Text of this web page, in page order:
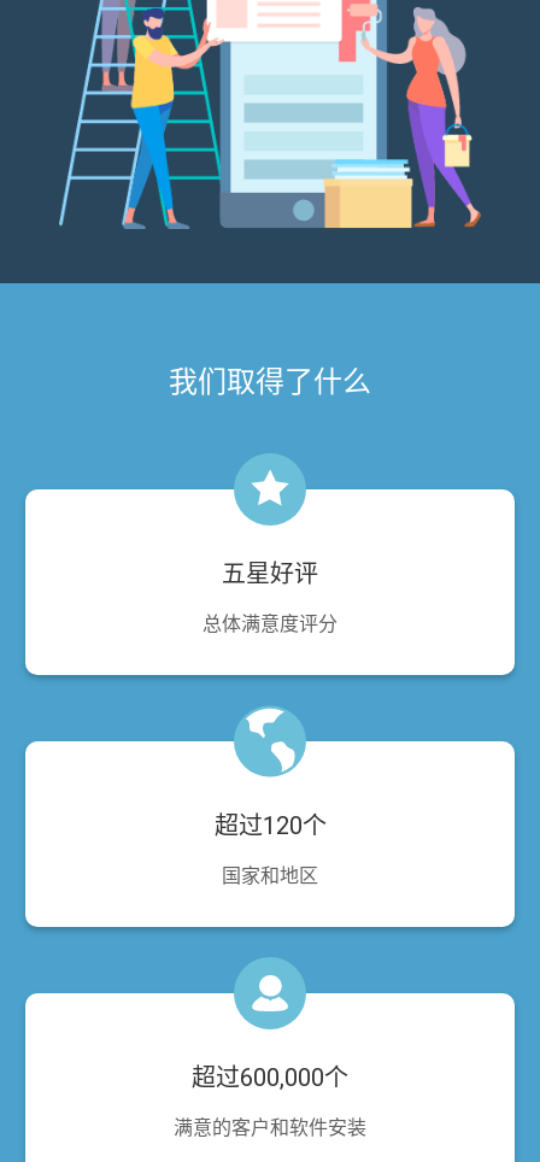
我们取得了什么
五星好评
总体满意度评分
超过120个
国家和地区
超过600,000个
满意的客户和软件安装